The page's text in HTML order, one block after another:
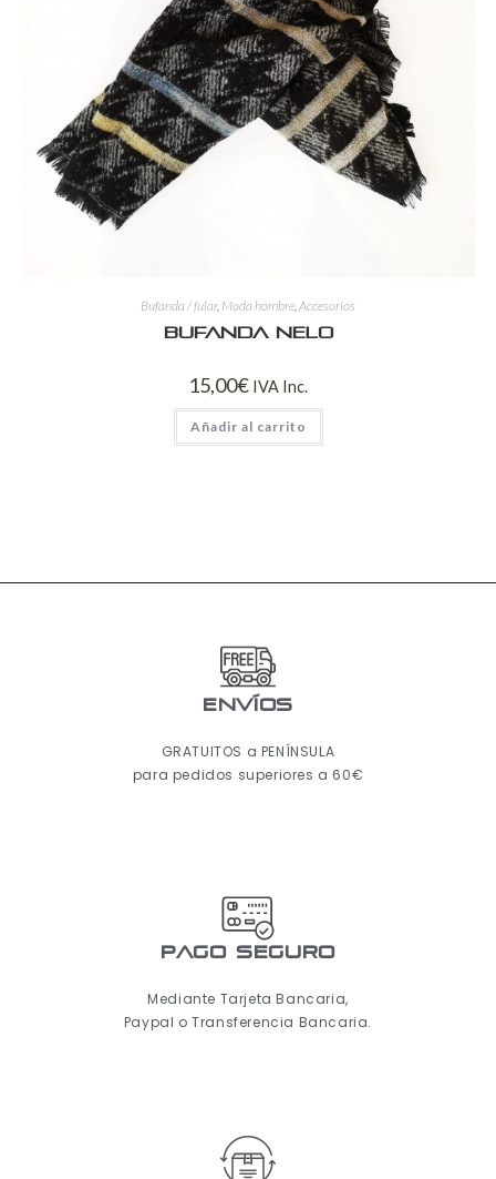
Bufanda / fular, Moda hombre,Accesorios
Bufanda Nelo
15,00€ IVA Inc.
Añadir al carrito
ENVÍOS
GRATUITOS a PENÍNSULA
para pedidos superiores a 60€
pago seguro
Mediante Tarjeta Bancaria,
Paypal o Transferencia Bancaria.